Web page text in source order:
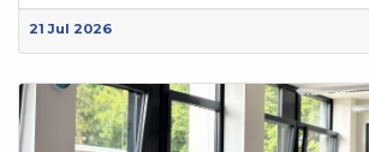
21 Jul 2026